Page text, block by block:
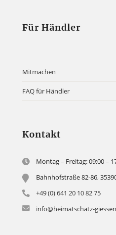
Für Händler
Mitmachen
FAQ für Händler
Kontakt
Montag – Freitag: 09:00 –
Bahnhofstraße 82-86,
+49 (0) 641 20 10 82 75
info@heimatschatz-